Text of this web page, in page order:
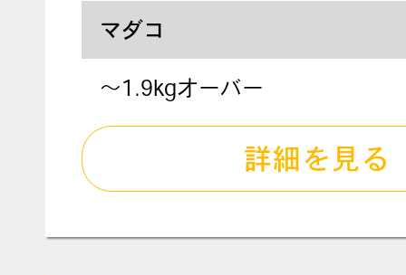
マダコ
～1.9kgオーバー
詳細を見る